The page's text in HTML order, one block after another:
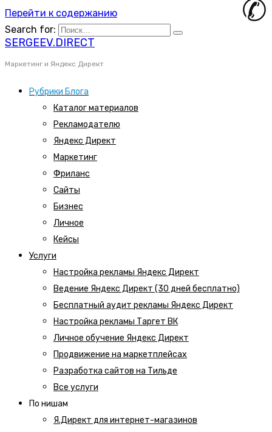
Перейти к содержанию
Search for:
SERGEEV.DIRECT
Маркетинг и Яндекс Директ
Рубрики Блога
Каталог материалов
Рекламодателю
Яндекс Директ
Маркетинг
Фриланс
Сайты
Бизнес
Личное
Кейсы
Услуги
Настройка рекламы Яндекс Директ
Ведение Яндекс Директ (30 дней бесплатно)
Бесплатный аудит рекламы Яндекс Директ
Настройка рекламы Таргет ВК
Личное обучение Яндекс Директ
Продвижение на маркетплейсах
Разработка сайтов на Тильде
Все услуги
По нишам
Я.Директ для интернет-магазинов